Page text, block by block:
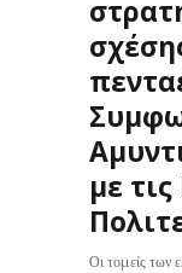
με
Οι τομείς των